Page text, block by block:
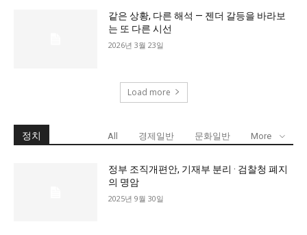
같은 상황, 다른 해석 — 젠더 갈등을 바라보
는 또 다른 시선
2026년 3월 23일
Load more
정치 All 경제일반 문화일반 More
정부 조직개편안, 기재부 분리 · 검찰청 폐지
의 명암
2025년 9월 30일